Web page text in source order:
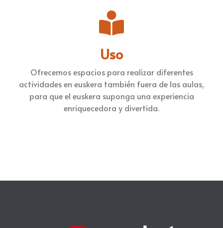
Uso
Ofrecemos espacios para realizar diferentes
actividades en euskera también fuera de las aulas,
para que el euskera suponga una experiencia
enriquecedora y divertida.